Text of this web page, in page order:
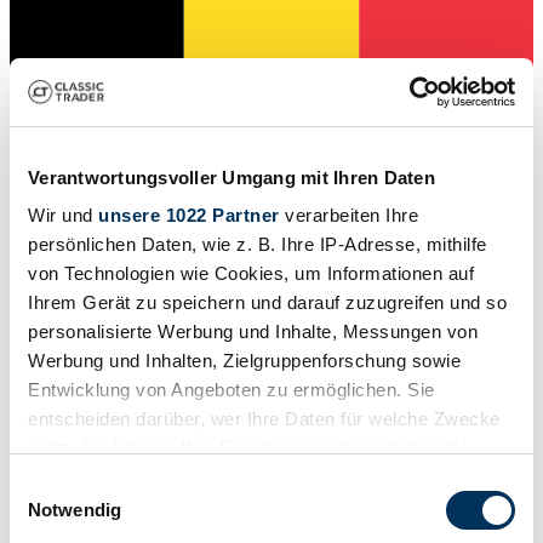
Verantwortungsvoller Umgang mit Ihren Daten
Wir und unsere 1022 Partner verarbeiten Ihre
persönlichen Daten, wie z. B. Ihre IP-Adresse, mithilfe
von Technologien wie Cookies, um Informationen auf
Ihrem Gerät zu speichern und darauf zuzugreifen und so
personalisierte Werbung und Inhalte, Messungen von
Werbung und Inhalten, Zielgruppenforschung sowie
Entwicklung von Angeboten zu ermöglichen. Sie
entscheiden darüber, wer Ihre Daten für welche Zwecke
Trigger Symbol ändern oder widerrufen
Notwendig
Privat
Abgelaufenes Inserat